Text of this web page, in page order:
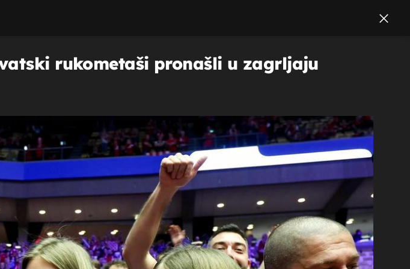
rukometaši pronašli u zagrljaju